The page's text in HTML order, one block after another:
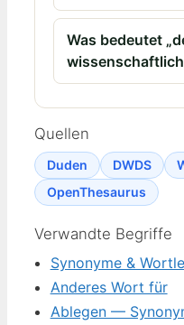
Was bedeutet
Quellen
Duden DWDS
OpenThesaurus
Verwandte Begriffe
Synonyme &
Anderes Wort für
Ablegen —